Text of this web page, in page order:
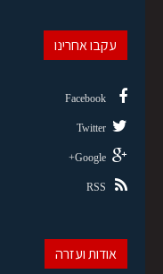
עקבו אחרינו
Facebook
Twitter
Google+
RSS
אודות ועזרה